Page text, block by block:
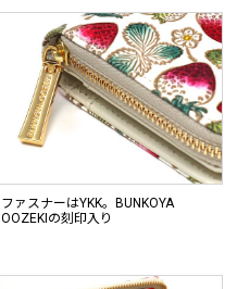
ファスナーはYKK。BUNKOYA
OOZEKIの刻印入り